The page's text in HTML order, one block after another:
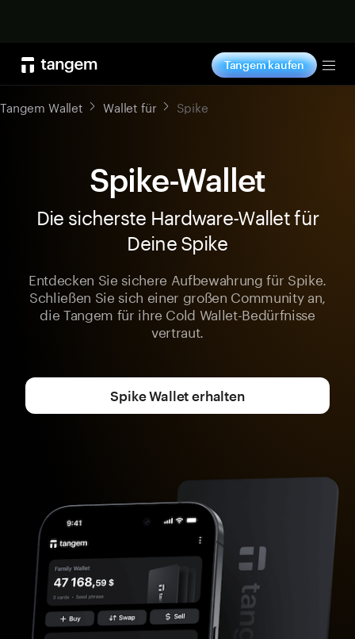
Tangem kaufen
Tangem Wallet Wallet für Spike
Spike-Wallet
Die sicherste Hardware-Wallet für
Deine Spike
Entdecken Sie sichere Aufbewahrung für Spike.
Schließen Sie sich einer großen Community an,
die Tangem für ihre Cold Wallet-Bedürfnisse
vertraut.
Spike Wallet erhalten